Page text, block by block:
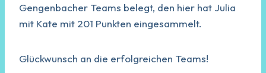
Gengenbacher Teams belegt, den hier hat Julia
mit Kate mit 201 Punkten eingesammelt.
Glückwunsch an die erfolgreichen Teams!